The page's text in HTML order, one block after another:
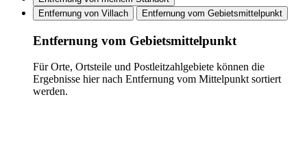
Entfernung von Villach
Entfernung vom Gebietsmittelpunkt
Entfernung vom Gebietsmittelpunkt
Für Orte, Ortsteile und Postleitzahlgebiete können die
Ergebnisse hier nach Entfernung vom Mittelpunkt sortiert
werden.